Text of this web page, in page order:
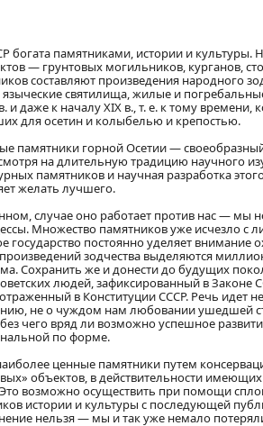
богата памятниками, истории и
— грунтовых могильников, курганов,
составляют произведения народного
языческие святилища, жилые и
и даже к началу XIX в., т. е. к тому
для осетин и колыбелью и крепостью.
памятники горной Осетии —
на длительную традицию научного
памятников и научная разработка
желать лучшего.
случае оно работает против нас — мы
Множество памятников уже исчезло с
государство постоянно уделяет
зодчества выделяются
Сохранить же и донести до будущих
людей, зафиксированный в
в Конституции СССР. Речь идет
не о чуждом нам любовании ушедшей
чего вряд ли возможно успешное
по форме.
ценные памятники путем
объектов, в действительности
возможно осуществить при помощи
истории и культуры с последующей
нельзя — мы и так уже немало